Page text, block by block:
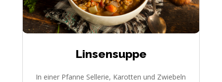
Linsensuppe
In einer Pfanne Sellerie, Karotten und Zwiebeln